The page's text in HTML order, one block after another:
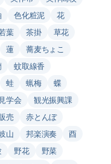
色化粧泥
花
葉 茶掛
草花
蓮
蕎麦ちょこ
蚊取線香
蛙 蝋梅
蝶
見学会
観光振興課
売
赤とんぼ
山 邦楽演奏
酉
野花
野菜